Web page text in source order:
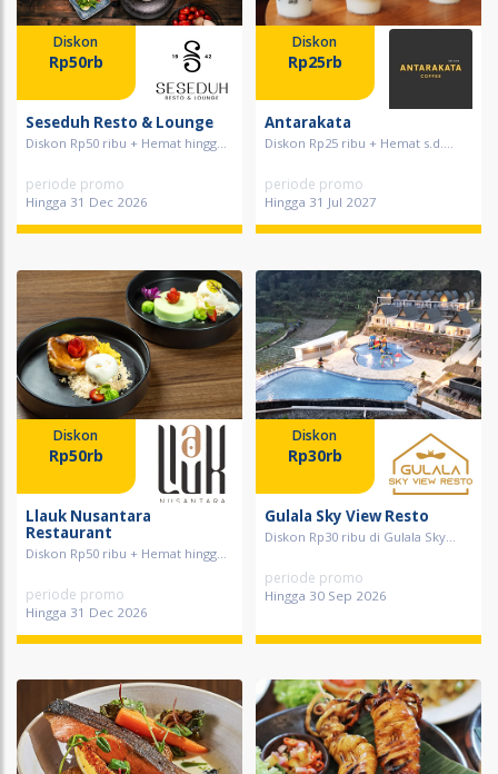
Diskon
Rp50rb
Seseduh Resto & Lounge
Diskon Rp50 ribu + Hemat hingg...
periode promo
Hingga 31 Dec 2026
Diskon
Rp25rb
Antarakata
Diskon Rp25 ribu + Hemat s.d....
periode promo
Hingga 31 Jul 2027
Diskon
Rp50rb
Llauk Nusantara
Restaurant
Diskon Rp50 ribu + Hemat hingg...
periode promo
Hingga 31 Dec 2026
Diskon
Rp30rb
Gulala Sky View Resto
Diskon Rp30 ribu di Gulala Sky...
periode promo
Hingga 30 Sep 2026